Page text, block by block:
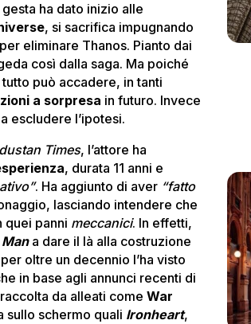
ha dato inizio alle
, si sacrifica impugnando
eliminare Thanos. Pianto dai
così dalla saga. Ma poiché
può accadere, in tanti
a sorpresa in futuro. Invece
a escludere l’ipotesi.
Times, l’attore ha
, durata 11 anni e
. Ha aggiunto di aver “fatto
lasciando intendere che
panni meccanici. In effetti,
a dare il là alla costruzione
oltre un decennio l’ha visto
in base agli annunci recenti di
da alleati comeWar
sullo schermo quali Ironheart,